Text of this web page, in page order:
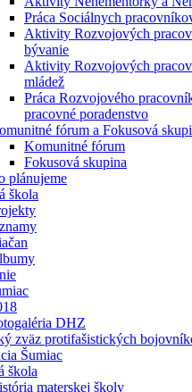
Práca Sociálnych
Aktivity Rozvojových
bývanie
Aktivity Rozvojových
mládež
Práca Rozvojového
pracovné poradenstvo
fórum a Fokusová
Komunitné fórum
Fokusová skupina
plánujeme
škola
DHZ
zväz protifašistických
Šumiac
škola
materskej školy